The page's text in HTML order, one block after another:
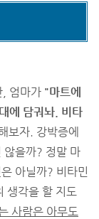
, 엄마가 "마트에
에 담궈놔. 비타
보자. 강박증에
않을까? 정말 마
아닐까? 비타민
생각을 할 지도
사람은 아무도